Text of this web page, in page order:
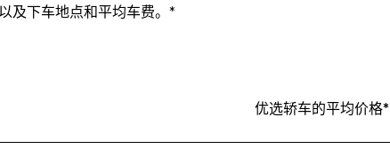
及下车地点和平均车费。*
优选轿车的平均价格*